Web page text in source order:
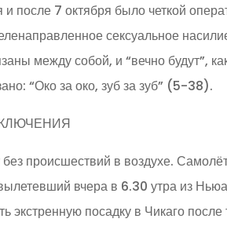
7 октября было четкой
сексуальное
между собой, и “вечно будут”,
“Око за око, зуб за зуб” (5-38).
без происшествий в воздухе.
вчера в 6.30 утра из
экстренную посадку в Чикаго